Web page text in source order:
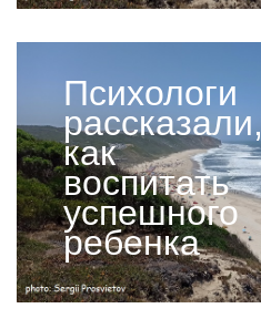
Психологи
рассказали,
как
воспитать
успешного
ребенка